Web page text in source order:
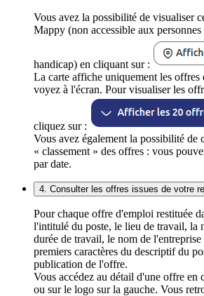
Vous avez la possibilité de visualiser
Mappy (non accessible aux
handicap) en cliquant sur :
La carte affiche uniquement les offres
voyez à l'écran. Pour visualiser les
cliquez sur :
Vous avez également la possibilité de
« classement » des offres : vous
par date.
4. Consulter les offres issues de votre
Pour chaque offre d'emploi restituée
l'intitulé du poste, le lieu de travail, la
durée de travail, le nom de
premiers caractères du descriptif du
publication de l'offre.
Vous accédez au détail d'une offre en
ou sur le logo sur la gauche. Vous